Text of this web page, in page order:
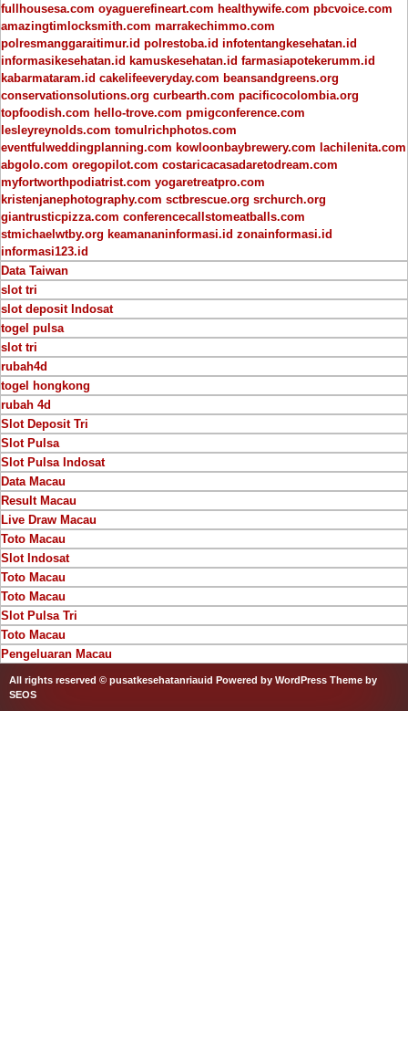
fullhousesa.com oyaguerefineart.com healthywife.com pbcvoice.com
amazingtimlocksmith.com marrakechimmo.com
polresmanggaraitimur.id polrestoba.id infotentangkesehatan.id
informasikesehatan.id kamuskesehatan.id farmasiapotekerumm.id
kabarmataram.id cakelifeeveryday.com beansandgreens.org
conservationsolutions.org curbearth.com pacificocolombia.org
topfoodish.com hello-trove.com pmigconference.com
lesleyreynolds.com tomulrichphotos.com
eventfulweddingplanning.com kowloonbaybrewery.com lachilenita.com
abgolo.com oregopilot.com costaricacasadaretodream.com
myfortworthpodiatrist.com yogaretreatpro.com
kristenjanephotography.com sctbrescue.org srchurch.org
giantrusticpizza.com conferencecallstomeatballs.com
stmichaelwtby.org keamananinformasi.id zonainformasi.id
informasi123.id
Data Taiwan
slot tri
slot deposit Indosat
togel pulsa
slot tri
rubah4d
togel hongkong
rubah 4d
Slot Deposit Tri
Slot Pulsa
Slot Pulsa Indosat
Data Macau
Result Macau
Live Draw Macau
Toto Macau
Slot Indosat
Toto Macau
Toto Macau
Slot Pulsa Tri
Toto Macau
Pengeluaran Macau
All rights reserved © pusatkesehatanriauid Powered by WordPress Theme by
SEOS